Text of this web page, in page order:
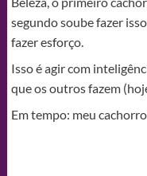
segundo soube fazer
fazer esforço.
Isso é agir com
que os outros fazem
Em tempo: meu